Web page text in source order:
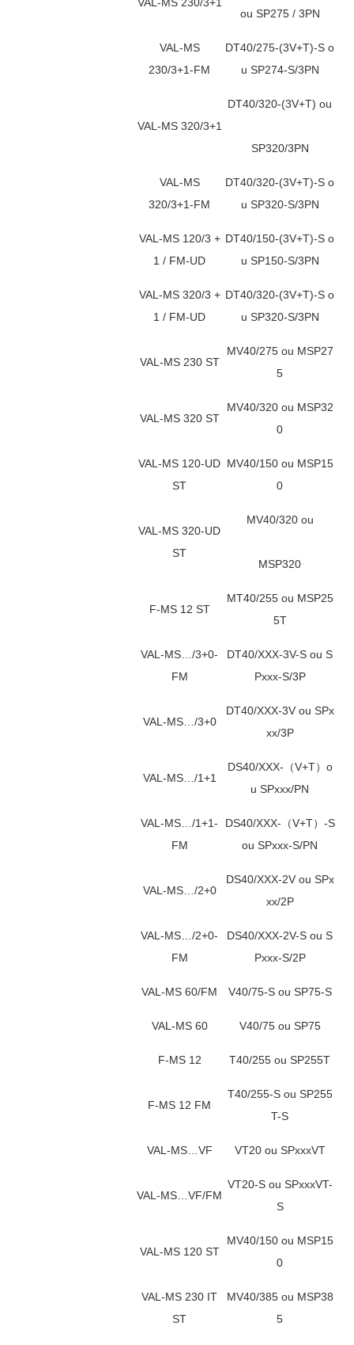
ou SP275 / 3PN
VAL-MS
230/3+1-FM
DT40/275-(3V+T)-S o
u SP274-S/3PN
VAL-MS 320/3+1
DT40/320-(3V+T) ou
SP320/3PN
VAL-MS
320/3+1-FM
DT40/320-(3V+T)-S o
u SP320-S/3PN
VAL-MS 120/3 +
1 / FM-UD
DT40/150-(3V+T)-S o
u SP150-S/3PN
VAL-MS 320/3 +
1 / FM-UD
DT40/320-(3V+T)-S o
u SP320-S/3PN
VAL-MS 230 ST
MV40/275 ou MSP27
5
VAL-MS 320 ST
MV40/320 ou MSP32
0
VAL-MS 120-UD
ST
MV40/150 ou MSP15
0
VAL-MS 320-UD
ST
MV40/320 ou
MSP320
F-MS 12 ST
MT40/255 ou MSP25
5T
VAL-MS…/3+0-
FM
DT40/XXX-3V-S ou S
Pxxx-S/3P
VAL-MS…/3+0
DT40/XXX-3V ou SPx
xx/3P
VAL-MS…/1+1
DS40/XXX-（V+T）o
u SPxxx/PN
VAL-MS…/1+1-
FM
DS40/XXX-（V+T）-S
ou SPxxx-S/PN
VAL-MS…/2+0
DS40/XXX-2V ou SPx
xx/2P
VAL-MS…/2+0-
FM
DS40/XXX-2V-S ou S
Pxxx-S/2P
VAL-MS 60/FM V40/75-S ou SP75-S
VAL-MS 60 V40/75 ou SP75
F-MS 12 T40/255 ou SP255T
F-MS 12 FM
T40/255-S ou SP255
T-S
VAL-MS…VF VT20 ou SPxxxVT
VAL-MS…VF/FM
VT20-S ou SPxxxVT-
S
VAL-MS 120 ST
MV40/150 ou MSP15
0
VAL-MS 230 IT
ST
MV40/385 ou MSP38
5